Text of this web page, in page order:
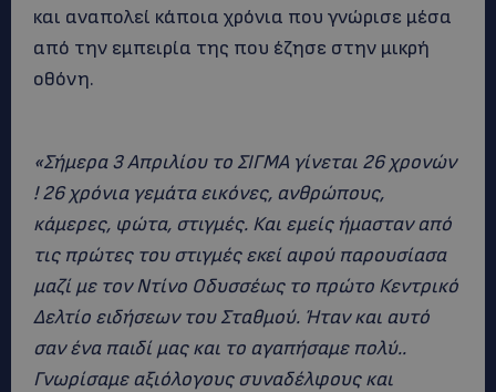
και αναπολεί κάποια χρόνια που γνώρισε μέσα
από την εμπειρία της που έζησε στην μικρή
οθόνη.
«Σήμερα 3 Απριλίου το ΣΙΓΜΑ γίνεται 26 χρονών
! 26 χρόνια γεμάτα εικόνες, ανθρώπους,
κάμερες, φώτα, στιγμές. Και εμείς ήμασταν από
τις πρώτες του στιγμές εκεί αφού παρουσίασα
μαζί με τον Ντίνο Οδυσσέως το πρώτο Κεντρικό
Δελτίο ειδήσεων του Σταθμού. Ήταν και αυτό
σαν ένα παιδί μας και το αγαπήσαμε πολύ..
Γνωρίσαμε αξιόλογους συναδέλφους και